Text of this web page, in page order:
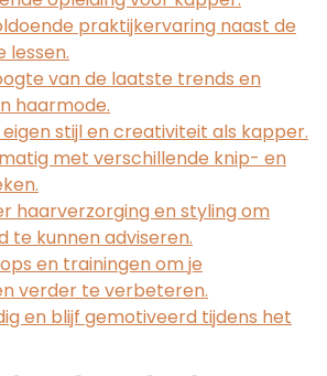
praktijkervaring naast de
lessen.
van de laatste trends en
haarmode.
stijl en creativiteit als kapper.
met verschillende knip- en
haarverzorging en styling om
te kunnen adviseren.
en trainingen om je
verder te verbeteren.
en blijf gemotiveerd tijdens het